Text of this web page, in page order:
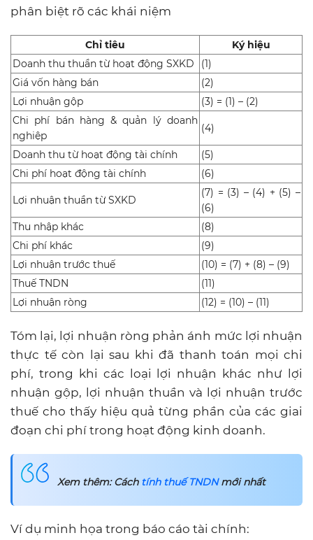
phân biệt rõ các khái niệm
Chỉ tiêu
Ký hiệu
Doanh thu thuần từ hoạt động SXKD
(1)
Giá vốn hàng bán
(2)
Lợi nhuận gộp
(3) = (1) – (2)
Chi phí bán hàng & quản lý doanh
nghiệp
(4)
Doanh thu từ hoạt động tài chính
(5)
Chi phí hoạt động tài chính
(6)
Lợi nhuận thuần từ SXKD
(7) = (3) – (4) + (5) –
(6)
Thu nhập khác
(8)
Chi phí khác
(9)
Lợi nhuận trước thuế
(10) = (7) + (8) – (9)
Thuế TNDN
(11)
Lợi nhuận ròng
(12) = (10) – (11)
Tóm lại, lợi nhuận ròng phản ánh mức lợi nhuận
thực tế còn lại sau khi đã thanh toán mọi chi
phí, trong khi các loại lợi nhuận khác như lợi
nhuận gộp, lợi nhuận thuần và lợi nhuận trước
thuế cho thấy hiệu quả từng phần của các giai
đoạn chi phí trong hoạt động kinh doanh.
Xem thêm: Cách tính thuế TNDNmới nhất
Ví dụ minh họa trong báo cáo tài chính: